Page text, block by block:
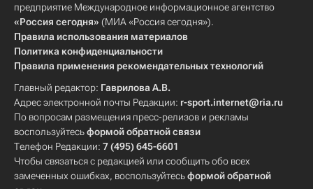
предприятие Международное информационное агентство
«Россия сегодня» (МИА «Россия сегодня»).
Правила использования материалов
Политика конфиденциальности
Правила применения рекомендательных технологий
Главный редактор: Гаврилова А.В.
Адрес электронной почты Редакции: r-sport.internet@ria.ru
По вопросам размещения пресс-релизов и рекламы
воспользуйтесьформой обратной связи
Телефон Редакции: 7 (495) 645-6601
Чтобы связаться с редакцией или сообщить обо всех
замеченных ошибках, воспользуйтесьформой обратной